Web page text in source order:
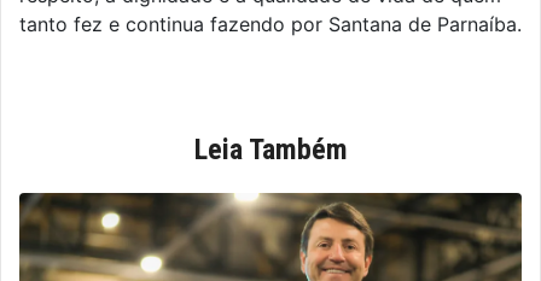
tanto fez e continua fazendo por Santana de Parnaíba.
Leia Também